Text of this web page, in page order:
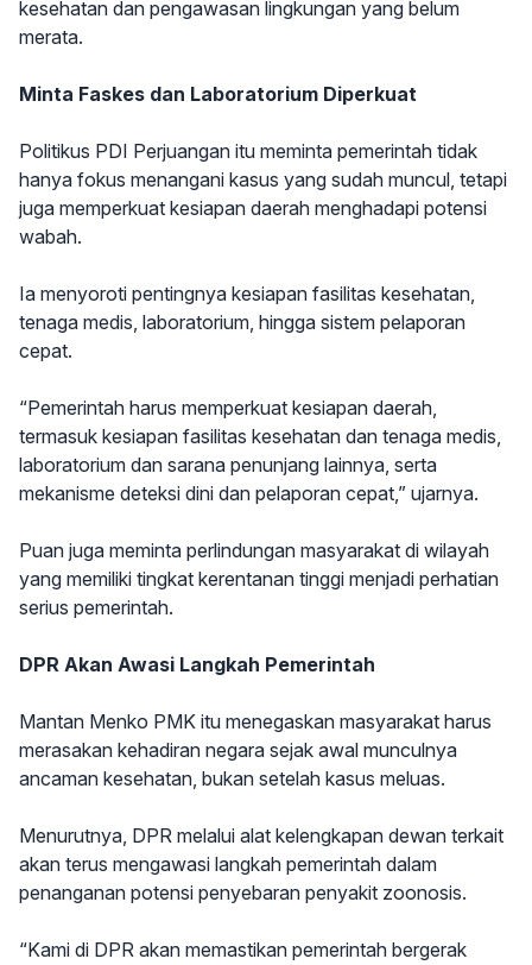
kesehatan dan pengawasan lingkungan yang belum
merata.
Minta Faskes dan Laboratorium Diperkuat
Politikus PDI Perjuangan itu meminta pemerintah tidak
hanya fokus menangani kasus yang sudah muncul, tetapi
juga memperkuat kesiapan daerah menghadapi potensi
wabah.
Ia menyoroti pentingnya kesiapan fasilitas kesehatan,
tenaga medis, laboratorium, hingga sistem pelaporan
cepat.
“Pemerintah harus memperkuat kesiapan daerah,
termasuk kesiapan fasilitas kesehatan dan tenaga medis,
laboratorium dan sarana penunjang lainnya, serta
mekanisme deteksi dini dan pelaporan cepat,” ujarnya.
Puan juga meminta perlindungan masyarakat di wilayah
yang memiliki tingkat kerentanan tinggi menjadi perhatian
serius pemerintah.
DPR Akan Awasi Langkah Pemerintah
Mantan Menko PMK itu menegaskan masyarakat harus
merasakan kehadiran negara sejak awal munculnya
ancaman kesehatan, bukan setelah kasus meluas.
Menurutnya, DPR melalui alat kelengkapan dewan terkait
akan terus mengawasi langkah pemerintah dalam
penanganan potensi penyebaran penyakit zoonosis.
“Kami di DPR akan memastikan pemerintah bergerak